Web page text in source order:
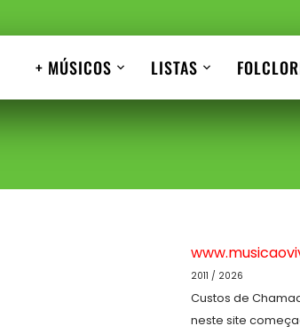
+ MÚSICOS LISTAS
2011 / 2026
Custos de
neste site